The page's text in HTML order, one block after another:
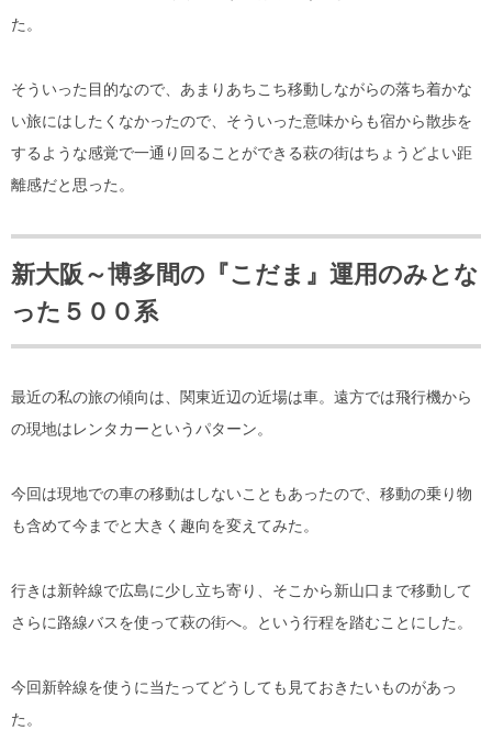
た。
そういった目的なので、あまりあちこち移動しながらの落ち着かな
い旅にはしたくなかったので、そういった意味からも宿から散歩を
するような感覚で一通り回ることができる萩の街はちょうどよい距
離感だと思った。
新大阪～博多間の『こだま』運用のみとな
った５００系
最近の私の旅の傾向は、関東近辺の近場は車。遠方では飛行機から
の現地はレンタカーというパターン。
今回は現地での車の移動はしないこともあったので、移動の乗り物
も含めて今までと大きく趣向を変えてみた。
行きは新幹線で広島に少し立ち寄り、そこから新山口まで移動して
さらに路線バスを使って萩の街へ。という行程を踏むことにした。
今回新幹線を使うに当たってどうしても見ておきたいものがあっ
た。